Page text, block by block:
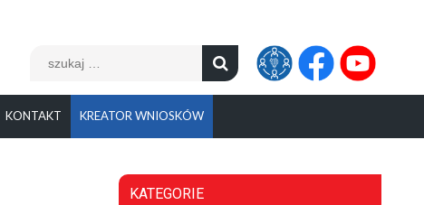
KONTAKT KREATOR WNIOSKÓW
Szukaj:
KATEGORIE